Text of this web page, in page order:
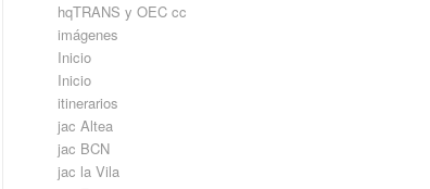
hqTRANS y OEC cc
imágenes
Inicio
Inicio
itinerarios
jac Altea
jac BCN
jac la Vila